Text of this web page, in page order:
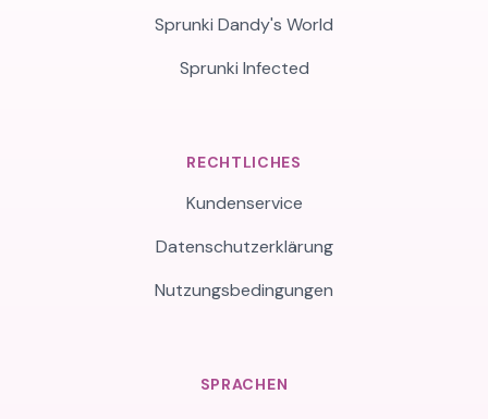
Sprunki Dandy's World
Sprunki Infected
RECHTLICHES
Kundenservice
Datenschutzerklärung
Nutzungsbedingungen
SPRACHEN